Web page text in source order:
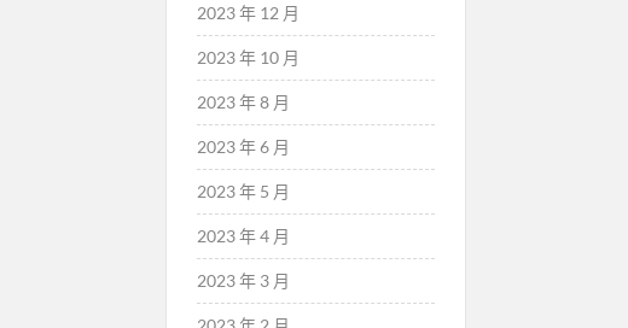
2023 年 12 月
2023 年 10 月
2023 年 8 月
2023 年 6 月
2023 年 5 月
2023 年 4 月
2023 年 3 月